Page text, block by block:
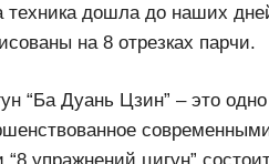
техника дошла до наших
на 8 отрезках парчи.
“Ба Дуань Цзин” – это